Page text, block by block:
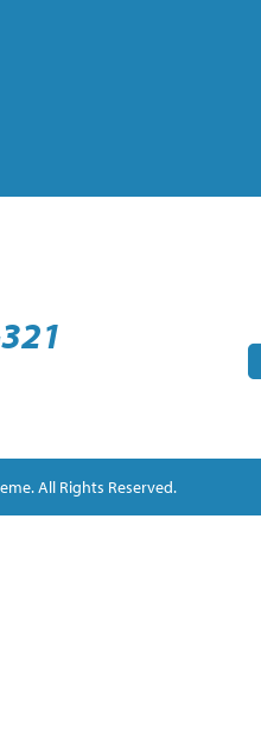
All Rights Reserved.